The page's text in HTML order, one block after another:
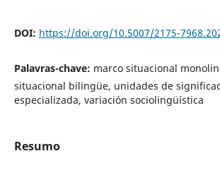
DOI: https://doi.org/10.5007/2175-
Palavras-chave: marco situacional
situacional bilingüe, unidades de
especializada, variación sociolingüística
Resumo